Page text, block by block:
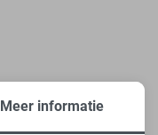
Meer informatie